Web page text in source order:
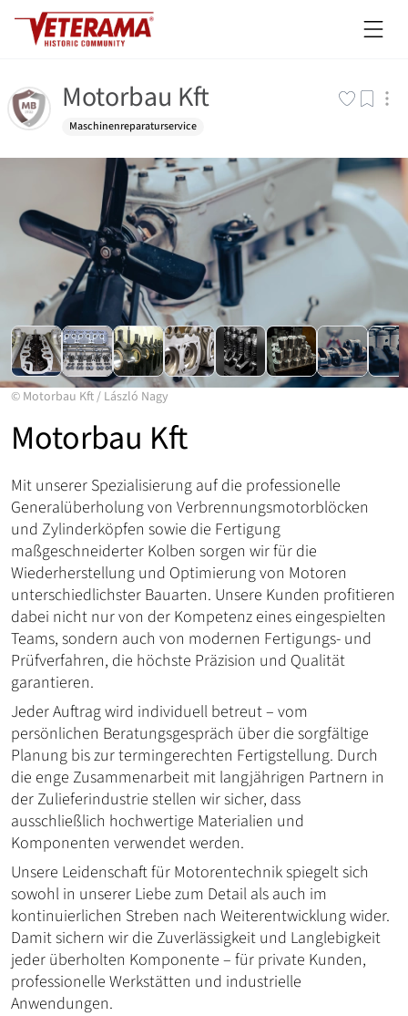
Motorbau Kft
Maschinenreparaturservice
© Motorbau Kft/ László Nagy
Motorbau Kft
Mit unserer Spezialisierung auf die professionelle
Generalüberholung von Verbrennungsmotorblöcken
und Zylinderköpfen sowie die Fertigung
maßgeschneiderter Kolben sorgen wir für die
Wiederherstellung und Optimierung von Motoren
unterschiedlichster Bauarten. Unsere Kunden profitieren
dabei nicht nur von der Kompetenz eines eingespielten
Teams, sondern auch von modernen Fertigungs- und
Prüfverfahren, die höchste Präzision und Qualität
garantieren.
Jeder Auftrag wird individuell betreut – vom
persönlichen Beratungsgespräch über die sorgfältige
Planung bis zur termingerechten Fertigstellung. Durch
die enge Zusammenarbeit mit langjährigen Partnern in
der Zulieferindustrie stellen wir sicher, dass
ausschließlich hochwertige Materialien und
Komponenten verwendet werden.
Unsere Leidenschaft für Motorentechnik spiegelt sich
sowohl in unserer Liebe zum Detail als auch im
kontinuierlichen Streben nach Weiterentwicklung wider.
Damit sichern wir die Zuverlässigkeit und Langlebigkeit
jeder überholten Komponente – für private Kunden,
professionelle Werkstätten und industrielle
Anwendungen.